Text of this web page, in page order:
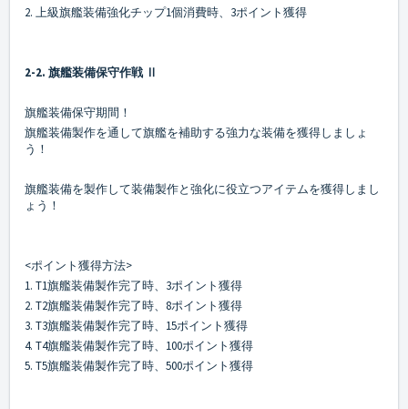
2. 上級旗艦装備強化チップ1個消費時、3ポイント獲得
2-2. 旗艦装備保守作戦 Ⅱ
旗艦装備保守期間！
旗艦装備製作を通して旗艦を補助する強力な装備を獲得しましょ
う！
旗艦装備を製作して装備製作と強化に役立つアイテムを獲得しまし
ょう！
<ポイント獲得方法>
1. T1旗艦装備製作完了時、3ポイント獲得
2. T2旗艦装備製作完了時、8ポイント獲得
3. T3旗艦装備製作完了時、15ポイント獲得
4. T4旗艦装備製作完了時、100ポイント獲得
5. T5旗艦装備製作完了時、500ポイント獲得